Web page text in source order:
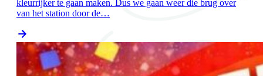
kleurrijker te gaan maken. Dus we gaan weer die brug over
van het station door de…